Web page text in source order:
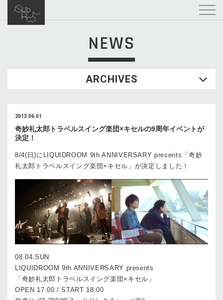
NEWS
ARCHIVES
2013.06.01
奇妙礼太郎トラベルスイング楽団×キセルの9周年イベントが
決定！
8/4(日)にLIQUIDROOM 9th ANNIVERSARY presents「奇妙
礼太郎トラベルスイング楽団×キセル」が決定しました！
08.04.SUN
LIQUIDROOM 9th ANNIVERSARY presents
「奇妙礼太郎トラベルスイング楽団×キセル」
OPEN 17:00 / START 18:00